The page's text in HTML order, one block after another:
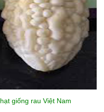
hạt giống rau Việt Nam